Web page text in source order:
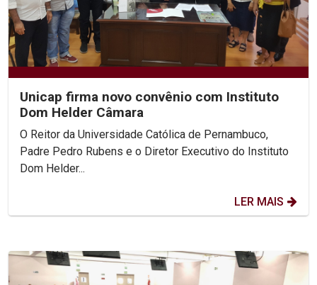
Unicap firma novo convênio com Instituto
Dom Helder Câmara
O Reitor da Universidade Católica de Pernambuco,
Padre Pedro Rubens e o Diretor Executivo do Instituto
Dom Helder...
LER MAIS